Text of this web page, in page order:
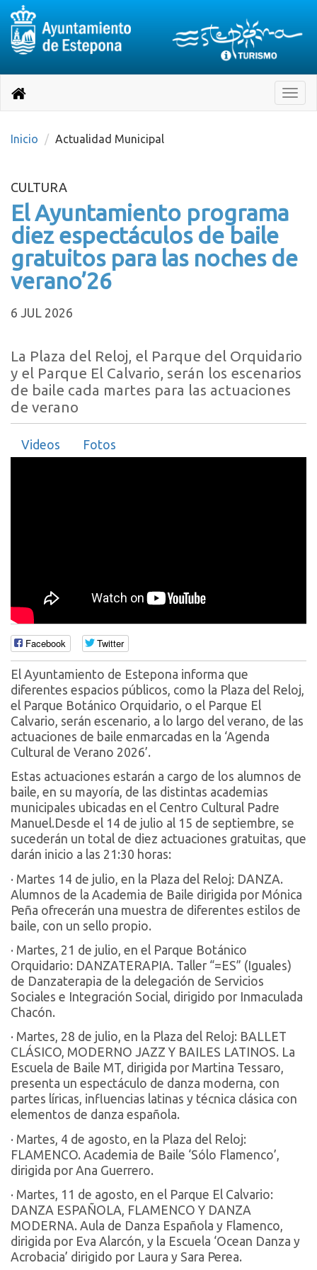
página
Toggle
Destino:
Volver
inicio
Inicio Actualidad Municipal
CULTURA
El Ayuntamiento programa
diez espectáculos de baile
gratuitos para las noches de
verano’26
6 JUL 2026
La Plaza del Reloj, el Parque del Orquidario
y el Parque El Calvario, serán los escenarios
de baile cada martes para las actuaciones
de verano
Videos Fotos
Facebook Twitter
El Ayuntamiento de Estepona informa que
diferentes espacios públicos, como la Plaza del Reloj,
el Parque Botánico Orquidario, o el Parque El
Calvario, serán escenario, a lo largo del verano, de las
actuaciones de baile enmarcadas en la ‘Agenda
Cultural de Verano 2026’.
Estas actuaciones estarán a cargo de los alumnos de
baile, en su mayoría, de las distintas academias
municipales ubicadas en el Centro Cultural Padre
Manuel.Desde el 14 de julio al 15 de septiembre, se
sucederán un total de diez actuaciones gratuitas, que
darán inicio a las 21:30 horas:
· Martes 14 de julio, en la Plaza del Reloj: DANZA.
Alumnos de la Academia de Baile dirigida por Mónica
Peña ofrecerán una muestra de diferentes estilos de
baile, con un sello propio.
· Martes, 21 de julio, en el Parque Botánico
Orquidario: DANZATERAPIA. Taller “=ES” (Iguales)
de Danzaterapia de la delegación de Servicios
Sociales e Integración Social, dirigido por Inmaculada
Chacón.
· Martes, 28 de julio, en la Plaza del Reloj: BALLET
CLÁSICO, MODERNO JAZZ Y BAILES LATINOS. La
Escuela de Baile MT, dirigida por Martina Tessaro,
presenta un espectáculo de danza moderna, con
partes líricas, influencias latinas y técnica clásica con
elementos de danza española.
· Martes, 4 de agosto, en la Plaza del Reloj:
FLAMENCO. Academia de Baile ‘Sólo Flamenco’,
dirigida por Ana Guerrero.
· Martes, 11 de agosto, en el Parque El Calvario:
DANZA ESPAÑOLA, FLAMENCO Y DANZA
MODERNA. Aula de Danza Española y Flamenco,
dirigida por Eva Alarcón, y la Escuela ‘Ocean Danza y
Acrobacia’ dirigido por Laura y Sara Perea.